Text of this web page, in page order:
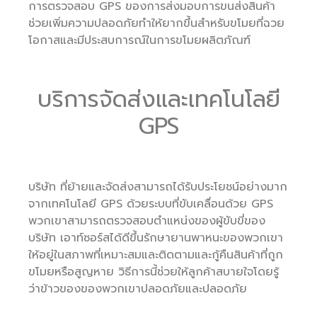
การตรวจสอบ GPS ของการส่งมอบการขนส่งสินค้า
ช่วยเพิ่มความปลอดภัยทำให้ยากขึ้นสำหรับขโมยที่ฉวย
โอกาสและมีประสบการณ์ในการขโมยผลิตภัณฑ์
บริการจัดส่งและเทคโนโลยี
GPS
บริษัท ที่ย้ายและจัดส่งสามารถได้รับประโยชน์อย่างมาก
จากเทคโนโลยี GPS ด้วยระบบที่ขับเคลื่อนด้วย GPS
พวกเขาสามารถตรวจสอบตำแหน่งของผู้ขับขี่ของ
บริษัท เอาท์ซอร์สได้ดีขึ้นรักษายานพาหนะของพวกเขา
ให้อยู่ในสภาพที่เหมาะสมและติดตามและกู้คืนสินค้าที่ถูก
ขโมยหรือสูญหาย วิธีการนี้ช่วยให้ลูกค้าสบายใจโดยรู้
ว่าข้าวของของพวกเขาปลอดภัยและปลอดภัย